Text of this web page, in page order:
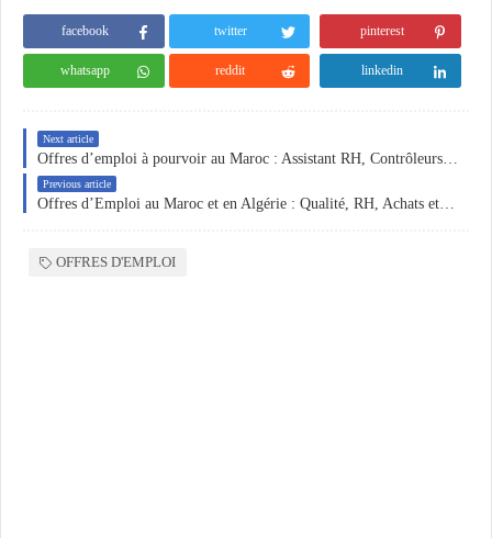
facebook twitter pinterest
whatsapp reddit linkedin
Next article
Previous article
OFFRES D'EMPLOI